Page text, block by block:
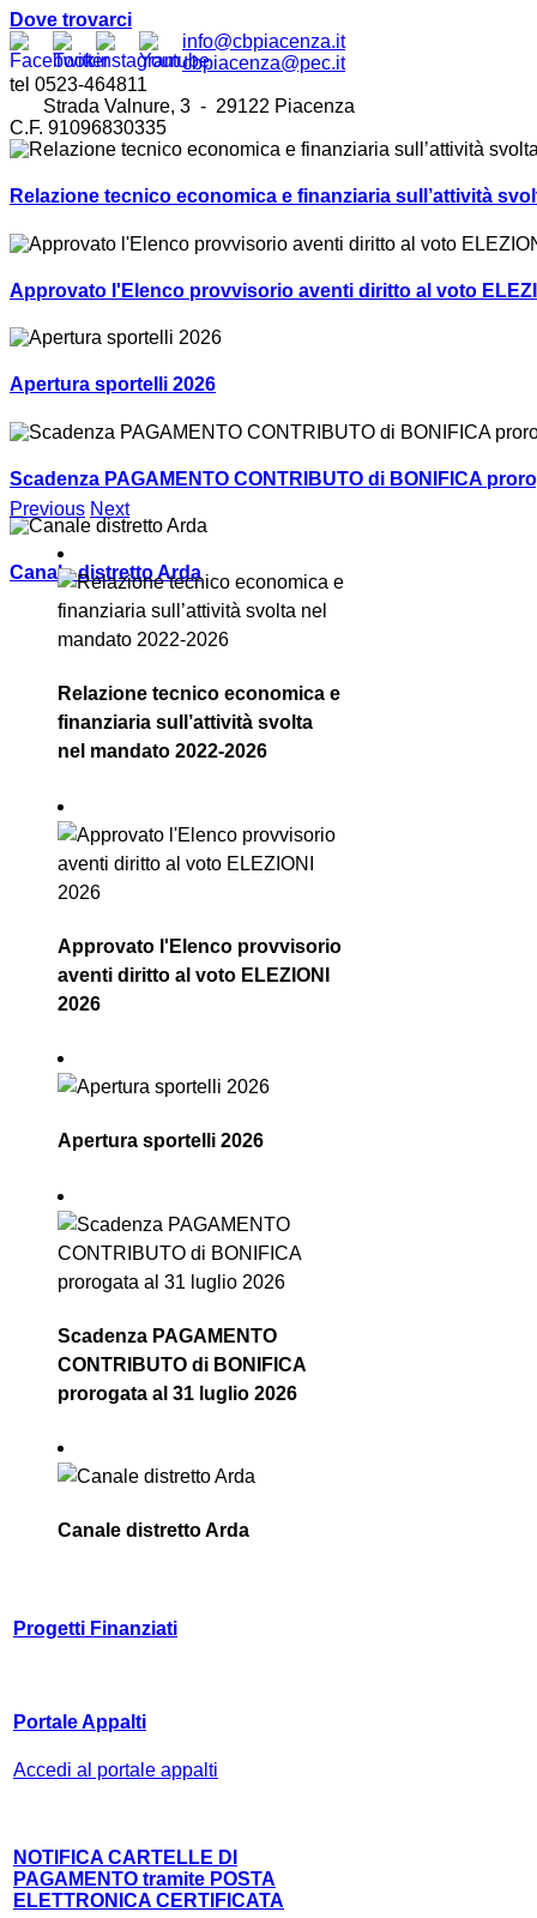
Dove trovarci
info@cbpiacenza.it
cbpiacenza@pec.it
tel 0523-464811
Strada Valnure, 3 - 29122 Piacenza
C.F. 91096830335
Relazione tecnico economica e finanziaria sull’attività
Approvato l'Elenco provvisorio aventi diritto al voto
Apertura sportelli 2026
Scadenza PAGAMENTO CONTRIBUTO di BONIFICA
Canale distretto Arda
Previous Next
Relazione tecnico economica e
finanziaria sull’attività svolta
nel mandato 2022-2026
Approvato l'Elenco provvisorio
aventi diritto al voto ELEZIONI
2026
Apertura sportelli 2026
Scadenza PAGAMENTO
CONTRIBUTO di BONIFICA
prorogata al 31 luglio 2026
Canale distretto Arda
Progetti Finanziati
Portale Appalti
Accedi al portale appalti
NOTIFICA CARTELLE DI
PAGAMENTO tramite POSTA
ELETTRONICA CERTIFICATA